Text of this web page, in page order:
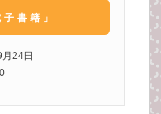
子書籍」
24日